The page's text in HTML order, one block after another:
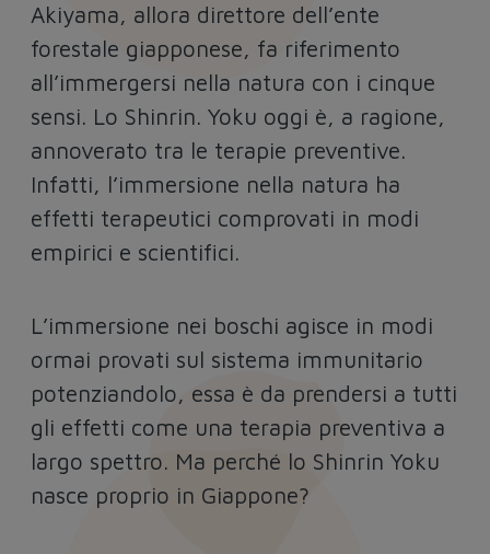
Akiyama, allora direttore dell’ente
forestale giapponese, fa riferimento
all’immergersi nella natura con i cinque
sensi. Lo Shinrin. Yoku oggi è, a ragione,
annoverato tra le terapie preventive.
Infatti, l’immersione nella natura ha
effetti terapeutici comprovati in modi
empirici e scientifici.
L’immersione nei boschi agisce in modi
ormai provati sul sistema immunitario
potenziandolo, essa è da prendersi a tutti
gli effetti come una terapia preventiva a
largo spettro. Ma perché lo Shinrin Yoku
nasce proprio in Giappone?